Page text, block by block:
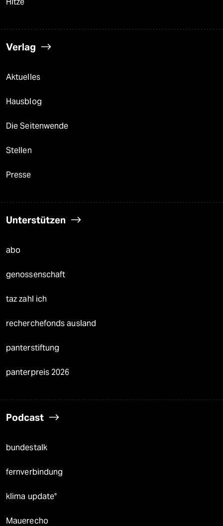
Verlag
Aktuelles
Hausblog
Die Seitenwende
Stellen
Presse
Unterstützen
abo
genossenschaft
taz zahl ich
recherchefonds ausland
panterstiftung
panterpreis 2026
Podcast
bundestalk
fernverbindung
klima update°
Mauerecho